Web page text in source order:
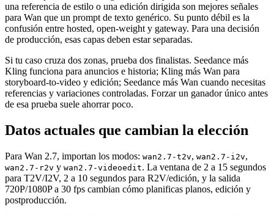
una referencia de estilo o una edición dirigida son mejores señales
para Wan que un prompt de texto genérico. Su punto débil es la
confusión entre hosted, open-weight y gateway. Para una decisión
de producción, esas capas deben estar separadas.
Si tu caso cruza dos zonas, prueba dos finalistas. Seedance más
Kling funciona para anuncios e historia; Kling más Wan para
storyboard-to-video y edición; Seedance más Wan cuando necesitas
referencias y variaciones controladas. Forzar un ganador único antes
de esa prueba suele ahorrar poco.
Datos actuales que cambian la elección
Para Wan 2.7, importan los modos: wan2.7-t2v, wan2.7-i2v,
wan2.7-r2v y wan2.7-videoedit. La ventana de 2 a 15 segundos
para T2V/I2V, 2 a 10 segundos para R2V/edición, y la salida
720P/1080P a 30 fps cambian cómo planificas planos, edición y
postproducción.